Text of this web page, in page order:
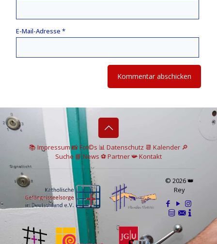
E-Mail-Adresse *
📚 Impressum📸Fot©s 📊 Datenschutz 📆 Kalender 🔎
Suche 📘 News ⚽Partner📯Kontakt
© 2026 👑
Rey